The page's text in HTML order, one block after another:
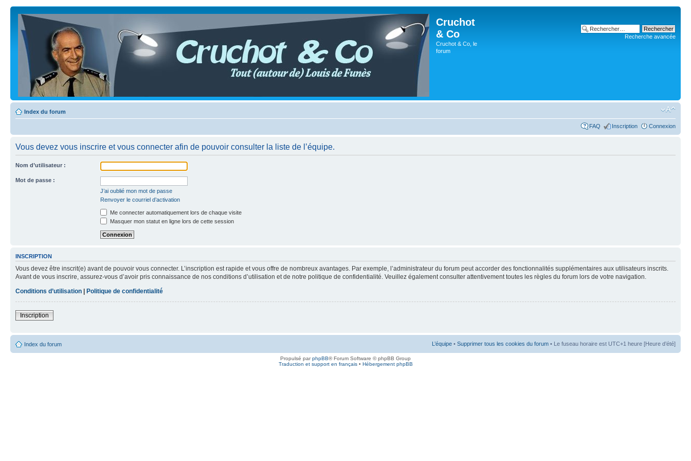
Cruchot
& Co
Cruchot & Co, le
forum
Recherche avancée
Index du forum
FAQ Inscription Connexion
Vous devez vous inscrire et vous connecter afin de pouvoir consulter la liste de l’équipe.
Nom d’utilisateur :
Mot de passe :
J’ai oublié mon mot de passe
Renvoyer le courriel d’activation
Me connecter automatiquement lors de chaque visite
Masquer mon statut en ligne lors de cette session
INSCRIPTION
Vous devez être inscrit(e) avant de pouvoir vous connecter. L’inscription est rapide et vous offre de nombreux avantages. Par exemple, l’administrateur du forum peut accorder des fonctionnalités supplémentaires aux utilisateurs inscrits.
Avant de vous inscrire, assurez-vous d’avoir pris connaissance de nos conditions d’utilisation et de notre politique de confidentialité. Veuillez également consulter attentivement toutes les règles du forum lors de votre navigation.
Conditions d’utilisation | Politique de confidentialité
Inscription
Index du forum L’équipe • Supprimer tous les cookies du forum • Le fuseau horaire est UTC+1 heure [Heure d’été]
Propulsé parphpBB® Forum Software © phpBB Group
Traduction et support en français• Hébergement phpBB